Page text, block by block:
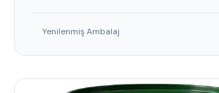
Yenilenmiş Ambalaj